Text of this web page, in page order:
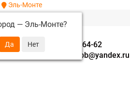
Эль-Монте
— Эль-Монте?
+7 (952) 288-64-62
autofavorit-spb@yandex.ru